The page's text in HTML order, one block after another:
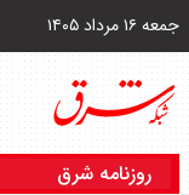
جمعه ۱۶ مرداد ۱۴۰۵
روزنامه شرق